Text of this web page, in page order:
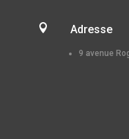
 Adresse
9 avenue